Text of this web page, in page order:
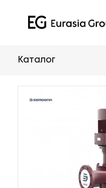
Каталог